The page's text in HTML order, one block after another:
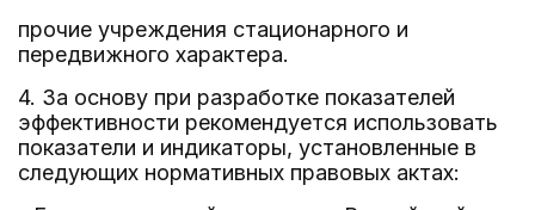
прочие учреждения стационарного и
передвижного характера.
4. За основу при разработке показателей
эффективности рекомендуется использовать
показатели и индикаторы, установленные в
следующих нормативных правовых актах: